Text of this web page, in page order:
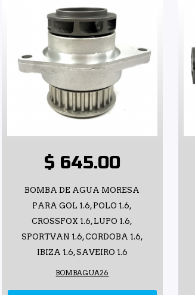
$ 645.00
BOMBA DE AGUA MORESA
PARA GOL 1.6, POLO 1.6,
CROSSFOX 1.6, LUPO 1.6,
SPORTVAN 1.6, CORDOBA 1.6,
IBIZA 1.6, SAVEIRO 1.6
BOMBAGUA26